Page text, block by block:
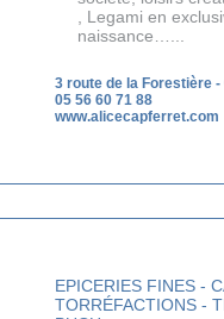
, Legami en
naissance…...
3 route de la Forestière -
05 56 60 71 88
www.alicecapferret.com
EPICERIES FINES -
TORRÉFACTIONS -